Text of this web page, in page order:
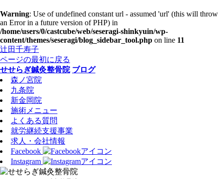
Warning: Use of undefined constant url - assumed 'url' (this will throw
an Error in a future version of PHP) in
/home/users/0/castcube/web/seseragi-shinkyuin/wp-
content/themes/seseragi/blog_sidebar_tool.php on line 11
辻田千寿子
ページの最初に戻る
せせらぎ鍼灸整骨院 ブログ
森ノ宮院
九条院
新金岡院
施術メニュー
よくある質問
就労継続支援事業
求人・会社情報
Facebook
Instagram